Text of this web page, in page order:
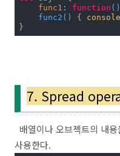
func1 : function ( )
func2 ( ) { console
}
7. Spread
배열이나 오브젝트의 내
사용한다.